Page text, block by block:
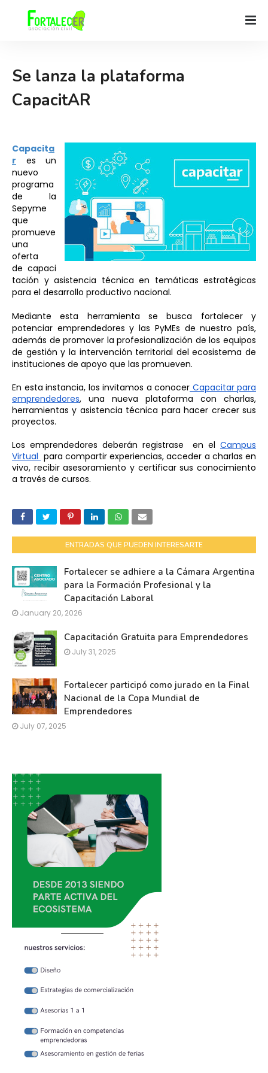
Se lanza la plataforma
CapacitAR
Capacita
r es un
nuevo
programa
de la
Sepyme
que
promueve
una
oferta
de capaci
tación y asistencia técnica en temáticas estratégicas
para el desarrollo productivo nacional.
Mediante esta herramienta se busca fortalecer y
potenciar emprendedores y las PyMEs de nuestro país,
además de promover la profesionalización de los equipos
de gestión y la intervención territorial del ecosistema de
instituciones de apoyo que las promueven.
En esta instancia, los invitamos a conocer Capacitar para
emprendedores, una nueva plataforma con charlas,
herramientas y asistencia técnica para hacer crecer sus
proyectos.
Los emprendedores deberán registrase  en el Campus
Virtual para compartir experiencias, acceder a charlas en
vivo, recibir asesoramiento y certificar sus conocimiento
a través de cursos.
ENTRADAS QUE PUEDEN INTERESARTE
Fortalecer se adhiere a la Cámara Argentina
para la Formación Profesional y la
Capacitación Laboral
January 20, 2026
Capacitación Gratuita para Emprendedores
July 31, 2025
Fortalecer participó como jurado en la Final
Nacional de la Copa Mundial de
Emprendedores
July 07, 2025